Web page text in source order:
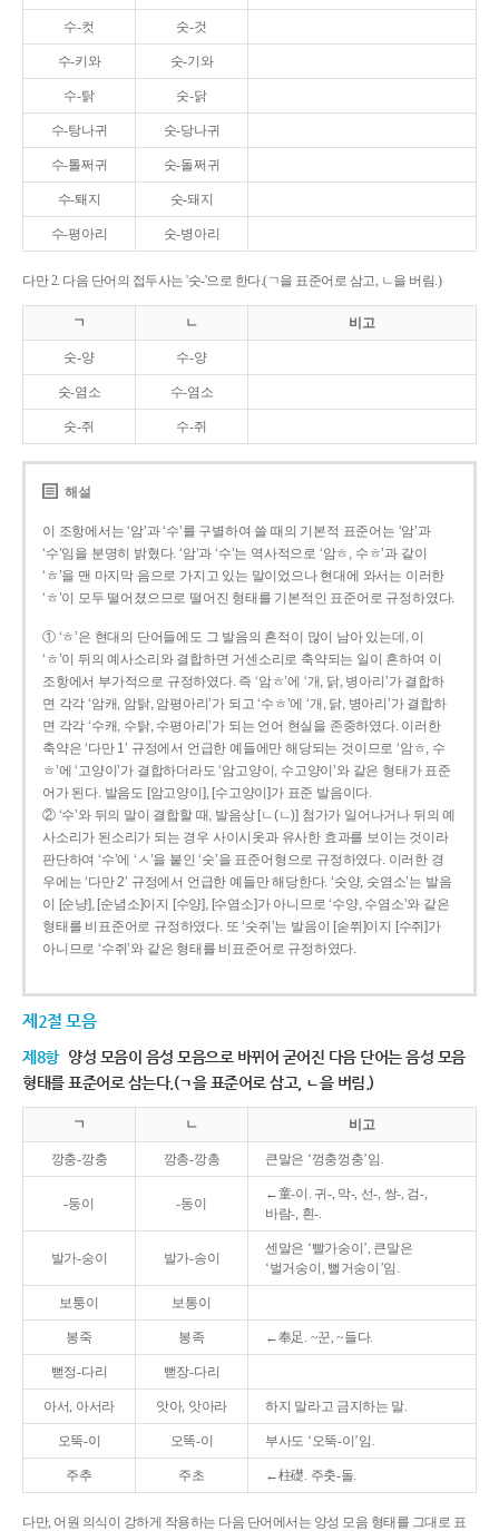
수-컷 숫-것
수-키와 숫-기와
수-탉 숫-닭
수-탕나귀 숫-당나귀
수-톨쩌귀 숫-돌쩌귀
수-퇘지 숫-돼지
수-평아리 숫-병아리
다만 2. 다음 단어의 접두사는 '숫-'으로 한다.(ㄱ을 표준어로 삼고, ㄴ을 버림.)
ㄱ ㄴ 비고
숫-양 수-양
숫-염소 수-염소
숫-쥐 수-쥐
해설
이 조항에서는 ‘암’과 ‘수’를 구별하여 쓸 때의 기본적 표준어는 ‘암’과
‘수’임을 분명히 밝혔다. ‘암’과 ‘수’는 역사적으로 ‘암ㅎ, 수ㅎ’과 같이
‘ㅎ’을 맨 마지막 음으로 가지고 있는 말이었으나 현대에 와서는 이러한
‘ㅎ’이 모두 떨어졌으므로 떨어진 형태를 기본적인 표준어로 규정하였다.
① ‘ㅎ’은 현대의 단어들에도 그 발음의 흔적이 많이 남아 있는데, 이
‘ㅎ’이 뒤의 예사소리와 결합하면 거센소리로 축약되는 일이 흔하여 이
조항에서 부가적으로 규정하였다. 즉 ‘암ㅎ’에 ‘개, 닭, 병아리’가 결합하
면 각각 ‘암캐, 암탉, 암평아리’가 되고 ‘수ㅎ’에 ‘개, 닭, 병아리’가 결합하
면 각각 ‘수캐, 수탉, 수평아리’가 되는 언어 현실을 존중하였다. 이러한
축약은 ‘다만 1’ 규정에서 언급한 예들에만 해당되는 것이므로 ‘암ㅎ, 수
ㅎ’에 ‘고양이’가 결합하더라도 ‘암고양이, 수고양이’와 같은 형태가 표준
어가 된다. 발음도 [암고양이], [수고양이]가 표준 발음이다.
② ‘수’와 뒤의 말이 결합할 때, 발음상 [ㄴ(ㄴ)] 첨가가 일어나거나 뒤의 예
사소리가 된소리가 되는 경우 사이시옷과 유사한 효과를 보이는 것이라
판단하여 ‘수’에 ‘ㅅ’을 붙인 ‘숫’을 표준어형으로 규정하였다. 이러한 경
우에는 ‘다만 2’ 규정에서 언급한 예들만 해당한다. ‘숫양, 숫염소’는 발음
이 [순냥], [순념소]이지 [수양], [수염소]가 아니므로 ‘수양, 수염소’와 같은
형태를 비표준어로 규정하였다. 또 ‘숫쥐’는 발음이 [숟쮜]이지 [수쥐]가
아니므로 ‘수쥐’와 같은 형태를 비표준어로 규정하였다.
제2절 모음
제8항 양성 모음이 음성 모음으로 바뀌어 굳어진 다음 단어는 음성 모음
형태를 표준어로 삼는다.(ㄱ을 표준어로 삼고, ㄴ을 버림.)
ㄱ ㄴ 비고
깡충-깡충 깡총-깡총 큰말은 ‘껑충껑충’임.
-둥이 -동이
←童-이. 귀-, 막-, 선-, 쌍-, 검-,
바람-, 흰-.
발가-숭이 발가-송이
센말은 ‘빨가숭이’, 큰말은
‘벌거숭이, 뻘거숭이’임.
보퉁이 보통이
봉죽 봉족 ←奉足. ~꾼, ~들다.
뻗정-다리 뻗장-다리
아서, 아서라 앗아, 앗아라 하지 말라고 금지하는 말.
오뚝-이 오똑-이 부사도 ‘오뚝-이’임.
주추 주초 ←柱礎. 주춧-돌.
다만, 어원 의식이 강하게 작용하는 다음 단어에서는 양성 모음 형태를 그대로 표